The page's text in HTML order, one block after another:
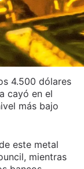
4.500 dólares
cayó en el
más bajo
este metal
mientras